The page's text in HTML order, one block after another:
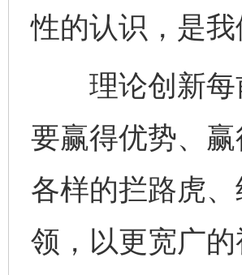
性的认识，是
理论创新每
要赢得优势、
各样的拦路虎
领，以更宽广